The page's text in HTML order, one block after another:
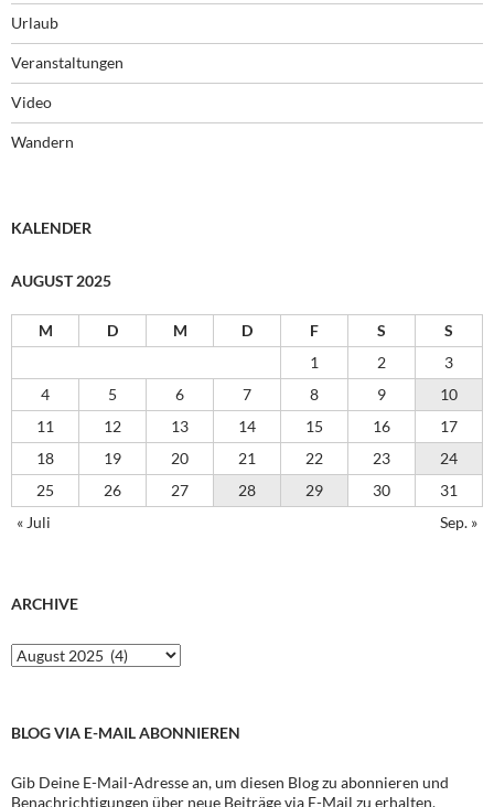
Urlaub
Veranstaltungen
Video
Wandern
KALENDER
AUGUST 2025
M D M D F S
S
1
2
3
4
5 6 7 8 9
10
11
12 13 14 15 16
17
18
19 20 21 22 23
24
25
26 27 28 29 30
31
« Juli
Sep. »
ARCHIVE
Archive
BLOG VIA E-MAIL ABONNIEREN
Gib Deine E-Mail-Adresse an, um diesen Blog zu abonnieren und
Benachrichtigungen über neue Beiträge via E-Mail zu erhalten.